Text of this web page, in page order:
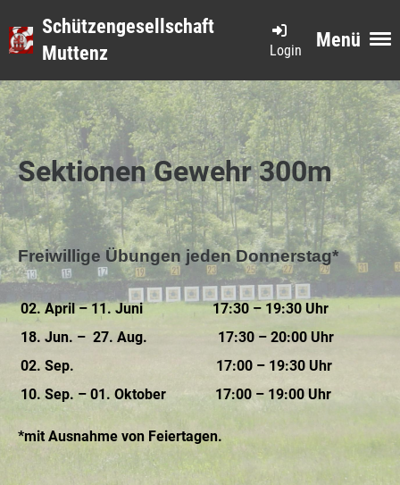
Menü
Login
Schützengesellschaft
Muttenz
Sektionen Gewehr 300m
Freiwillige Übungen jeden Donnerstag*
02. April – 11. Juni
17:30 – 19:30 Uhr
18. Jun. – 27. Aug.
17:30 – 20:00 Uhr
02. Sep.
17:00 – 19:30 Uhr
10. Sep. – 01. Oktober
17:00 – 19:00 Uhr
*mit Ausnahme von Feiertagen.